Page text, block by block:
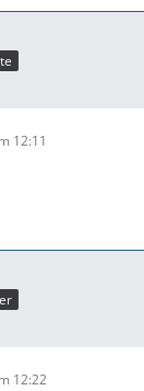
12:11
12:22